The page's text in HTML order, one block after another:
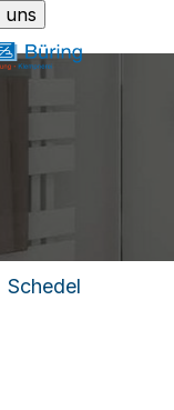
uns
Schedel